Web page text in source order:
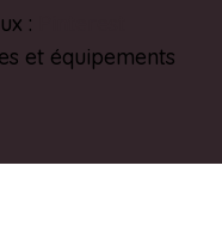
:
et équipements